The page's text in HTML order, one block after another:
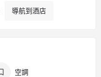
導航到酒店
空調